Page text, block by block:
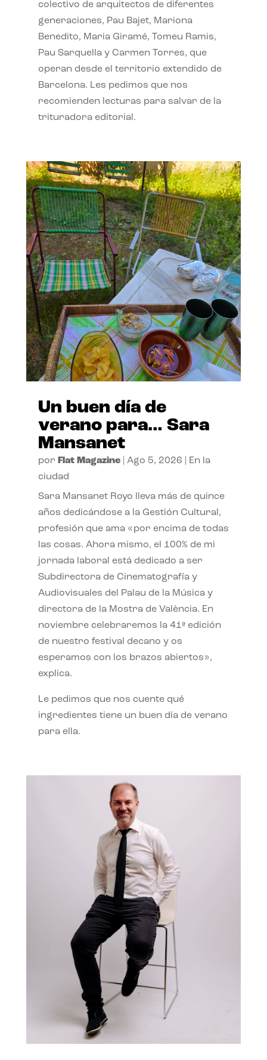
colectivo de arquitectos de diferentes
generaciones, Pau Bajet, Mariona
Benedito, Maria Giramé, Tomeu Ramis,
Pau Sarquella y Carmen Torres, que
operan desde el territorio extendido de
Barcelona. Les pedimos que nos
recomienden lecturas para salvar de la
trituradora editorial.
Un buen día de
verano para… Sara
Mansanet
por Flat Magazine| Ago 5, 2026
En la
ciudad
Sara Mansanet Royo lleva más de quince
años dedicándose a la Gestión Cultural,
profesión que ama «por encima de todas
las cosas. Ahora mismo, el 100% de mi
jornada laboral está dedicado a ser
Subdirectora de Cinematografía y
Audiovisuales del Palau de la Música y
directora de la Mostra de València. En
noviembre celebraremos la 41ª edición
de nuestro festival decano y os
esperamos con los brazos abiertos»,
explica.
Le pedimos que nos cuente qué
ingredientes tiene un buen día de verano
para ella.